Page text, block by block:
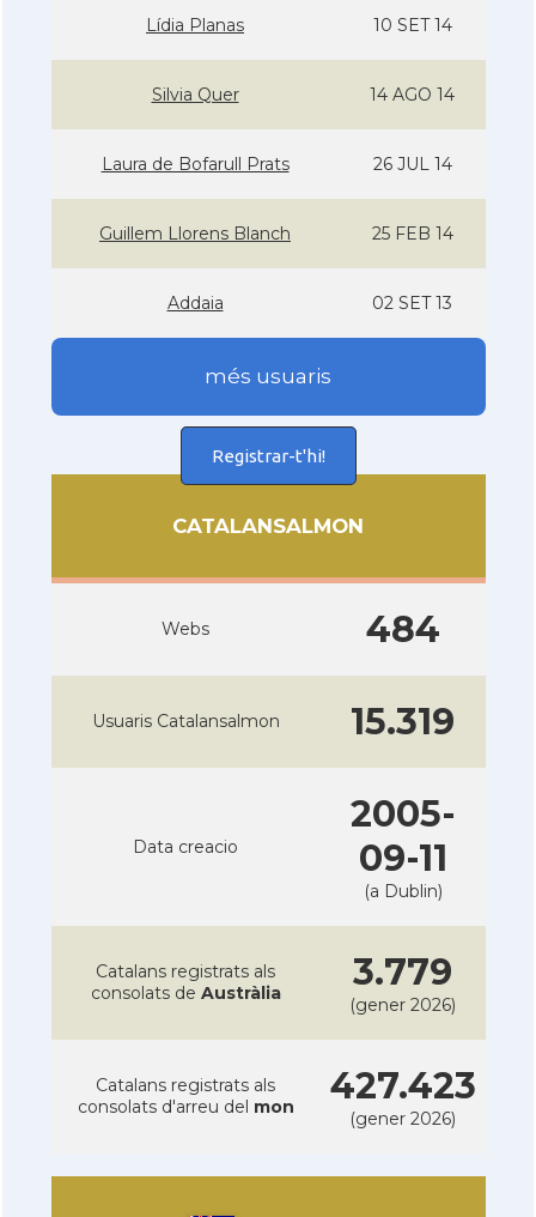
Lí­dia Planas 10 SET 14
Silvia Quer 14 AGO 14
Laura de Bofarull Prats 26 JUL 14
Guillem Llorens Blanch 25 FEB 14
Addaia 02 SET 13
més usuaris
Registrar-t'hi!
CATALANSALMON
Webs 484
Usuaris Catalansalmon 15.319
Data creacio
2005-
09-11
(a Dublin)
Catalans registrats als
consolats de Austràlia 3.779
(gener 2026)
Catalans registrats als
consolats d'arreu del mon 427.423
(gener 2026)